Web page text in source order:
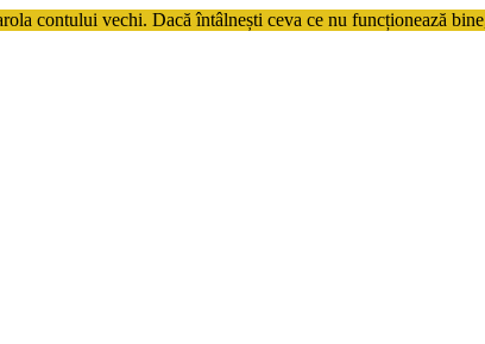
contului vechi. Dacă întâlnești ceva ce nu funcționează